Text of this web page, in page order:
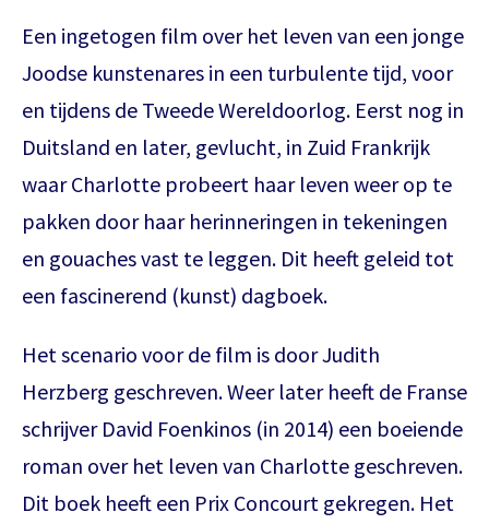
Een ingetogen film over het leven van een jonge
Joodse kunstenares in een turbulente tijd, voor
en tijdens de Tweede Wereldoorlog. Eerst nog in
Duitsland en later, gevlucht, in Zuid Frankrijk
waar Charlotte probeert haar leven weer op te
pakken door haar herinneringen in tekeningen
en gouaches vast te leggen. Dit heeft geleid tot
een fascinerend (kunst) dagboek.
Het scenario voor de film is door Judith
Herzberg geschreven. Weer later heeft de Franse
schrijver David Foenkinos (in 2014) een boeiende
roman over het leven van Charlotte geschreven.
Dit boek heeft een Prix Concourt gekregen. Het